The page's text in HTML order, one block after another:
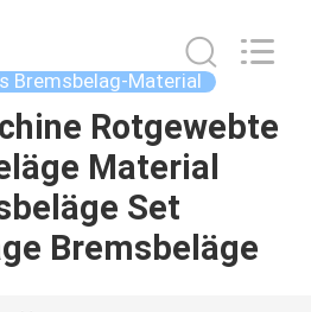
Bremsbelag-Material
Rotgewebte
Material
Set
Bremsbeläge